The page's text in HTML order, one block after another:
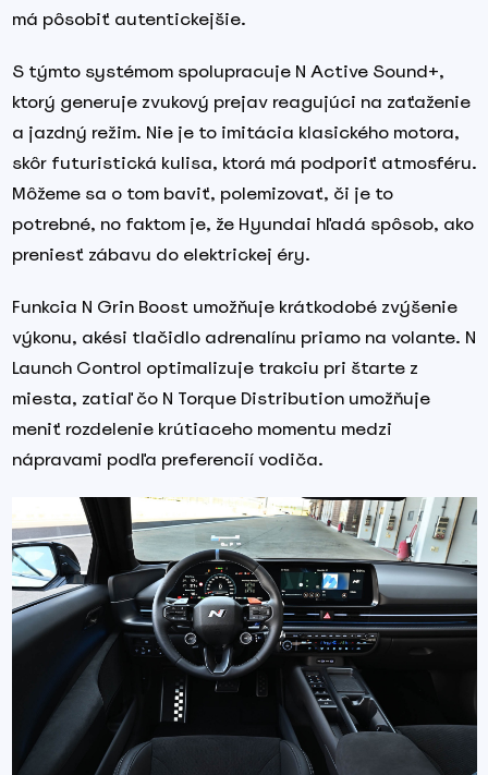
má pôsobiť autentickejšie.
S týmto systémom spolupracuje N Active Sound+,
ktorý generuje zvukový prejav reagujúci na zaťaženie
a jazdný režim. Nie je to imitácia klasického motora,
skôr futuristická kulisa, ktorá má podporiť atmosféru.
Môžeme sa o tom baviť, polemizovať, či je to
potrebné, no faktom je, že Hyundai hľadá spôsob, ako
preniesť zábavu do elektrickej éry.
Funkcia N Grin Boost umožňuje krátkodobé zvýšenie
výkonu, akési tlačidlo adrenalínu priamo na volante. N
Launch Control optimalizuje trakciu pri štarte z
miesta, zatiaľ čo N Torque Distribution umožňuje
meniť rozdelenie krútiaceho momentu medzi
nápravami podľa preferencií vodiča.